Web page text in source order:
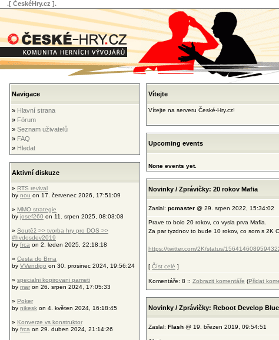
.[ ČeskéHry.cz ].
Navigace
» Hlavní strana
» Fórum
» Seznam uživatelů
» FAQ
» Hledat
Aktivní diskuze
» RTS revival
by nou on 17. červenec 2026, 17:51:09
» MMO strategie
by josef260 on 11. srpen 2025, 08:03:08
» Soutěž >> tvorba hry pro DOS >>
#hvdosdev2019
by frca on 2. leden 2025, 22:18:18
» Cesta do Brna
by VVendigo on 30. prosinec 2024, 19:56:24
» specialni kopirovani pameti
by mar on 26. srpen 2024, 17:05:33
» Poker
by nikesk on 4. květen 2024, 16:18:45
» Konverze vs konstruktor
by frca on 29. duben 2024, 21:14:26
Vítejte
Vítejte na serveru České-Hry.cz!
Upcoming events
None events yet.
Novinky / Zprávičky: 20 rokov Mafia
Zaslal: pcmaster @ 29. srpen 2022, 15:34:02
Prave to bolo 20 rokov, co vysla prva Mafia.
Za par tyzdnov to bude 10 rokov, co som s 2K
https://twitter.com/2K/status/
[ Číst celé ]
Komentáře: 8 :: Zobrazit komentáře (Přidat
Novinky / Zprávičky: Reboot Develop
Zaslal: Flash @ 19. březen 2019, 09:54:51